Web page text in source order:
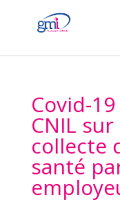
Covid-
CNIL
collecte
santé